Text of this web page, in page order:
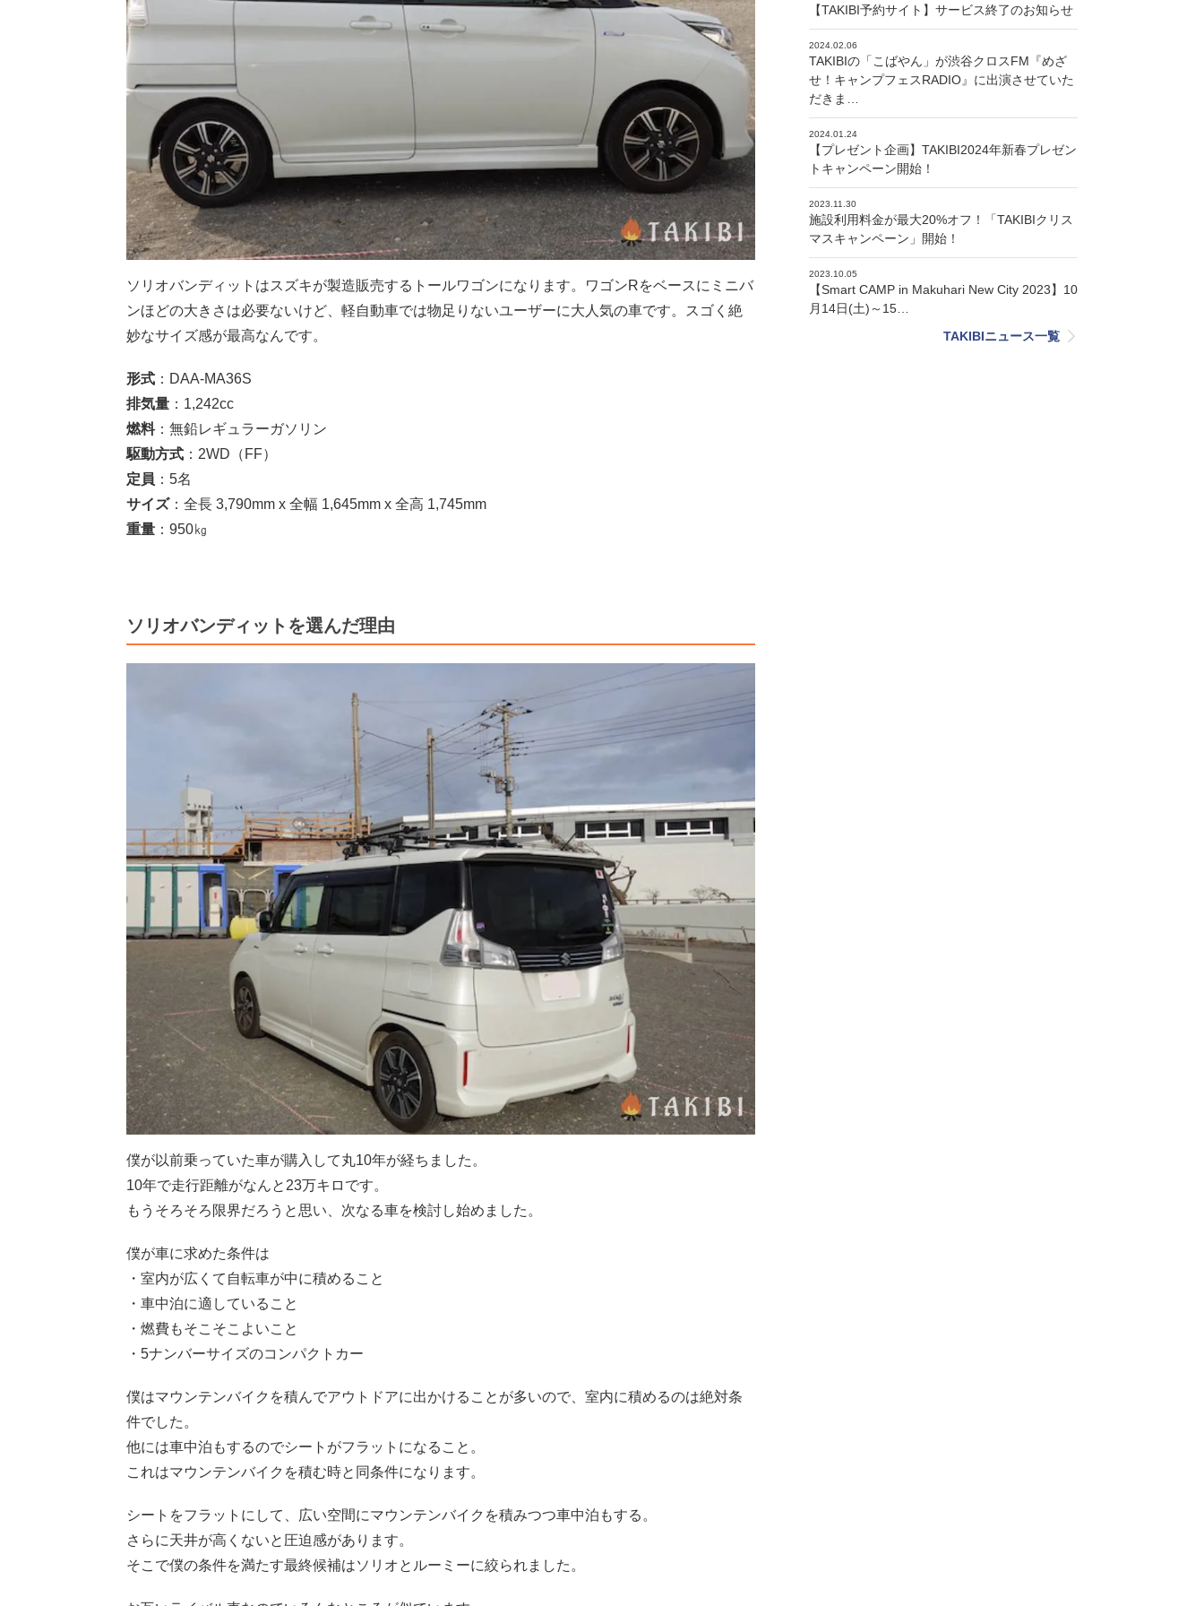
ソリオバンディットはスズキが製造販売するトールワゴンになります。ワゴンRをベースにミニバ
ンほどの大きさは必要ないけど、軽自動車では物足りないユーザーに大人気の車です。スゴく絶
妙なサイズ感が最高なんです。
形式 ：DAA-MA36S
排気量 ：1,242cc
燃料：無鉛レギュラーガソリン
駆動方式 ：2WD（FF）
定員 ：5名
サイズ：全長 3,790mm x 全幅 1,645mm x 全高 1,745mm
重量 ：950㎏
ソリオバンディットを選んだ理由
僕が以前乗っていた車が購入して丸10年が経ちました。
10年で走行距離がなんと23万キロです。
もうそろそろ限界だろうと思い、次なる車を検討し始めました。
僕が車に求めた条件は
・室内が広くて自転車が中に積めること
・車中泊に適していること
・燃費もそこそこよいこと
・5ナンバーサイズのコンパクトカー
僕はマウンテンバイクを積んでアウトドアに出かけることが多いので、室内に積めるのは絶対条
件でした。
他には車中泊もするのでシートがフラットになること。
これはマウンテンバイクを積む時と同条件になります。
シートをフラットにして、広い空間にマウンテンバイクを積みつつ車中泊もする。
さらに天井が高くないと圧迫感があります。
そこで僕の条件を満たす最終候補はソリオとルーミーに絞られました。
【TAKIBI予約サイト】サービス終了のお知らせ
2024.02.06
TAKIBIの「こばやん」が渋谷クロスFM『めざ
せ！キャンプフェスRADIO』に出演させていた
だきま…
2024.01.24
【プレゼント企画】TAKIBI2024年新春プレゼン
トキャンペーン開始！
2023.11.30
施設利用料金が最大20%オフ！「TAKIBIクリス
マスキャンペーン」開始！
2023.10.05
【Smart CAMP in Makuhari New City 2023】10
月14日(土)～15…
TAKIBIニュース一覧